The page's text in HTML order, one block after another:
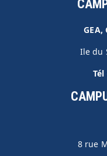
GEA,
Ile du
Tél
8 rue